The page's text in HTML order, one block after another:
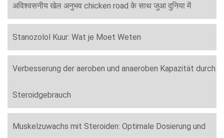
अविश्वसनीय खेल अनुभव chicken road के साथ जुआ दुनिया में
Stanozolol Kuur: Wat je Moet Weten
Verbesserung der aeroben und anaeroben Kapazität durch
Steroidgebrauch
Muskelzuwachs mit Steroiden: Optimale Dosierung und